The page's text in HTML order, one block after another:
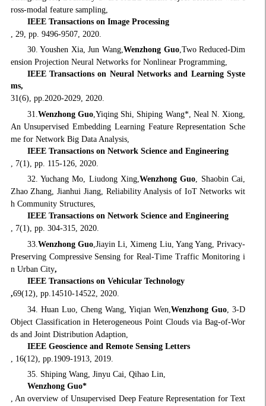
ross-modal feature sampling,
IEEE Transactions on Image Processing
, 29, pp. 9496-9507, 2020.
30. Youshen Xia, Jun Wang,Wenzhong Guo,Two Reduced-Dim
ension Projection Neural Networks for Nonlinear Programming,
IEEE Transactions on Neural Networks and Learning Syste
ms,
31(6), pp.2020-2029, 2020.
31. Wenzhong Guo,Yiqing Shi, Shiping Wang*, Neal N. Xiong,
An Unsupervised Embedding Learning Feature Representation Sche
me for Network Big Data Analysis,
IEEE Transactions on Network Science and Engineering
, 7(1), pp. 115-126, 2020.
32. Yuchang Mo, Liudong Xing,Wenzhong Guo, Shaobin Cai,
Zhao Zhang, Jianhui Jiang, Reliability Analysis of IoT Networks wit
h Community Structures,
IEEE Transactions on Network Science and Engineering
, 7(1), pp. 304-315, 2020.
33. Wenzhong Guo,Jiayin Li, Ximeng Liu, Yang Yang, Privacy-
Preserving Compressive Sensing for Real-Time Traffic Monitoring i
n Urban City,
IEEE Transactions on Vehicular Technology
,69(12), pp.14510-14522, 2020.
34. Huan Luo, Cheng Wang, Yiqian Wen,Wenzhong Guo , 3-D
Object Classification in Heterogeneous Point Clouds via Bag-of-Wor
ds and Joint Distribution Adaption,
IEEE Geoscience and Remote Sensing Letters
, 16(12), pp.1909-1913, 2019.
35. Shiping Wang, Jinyu Cai, Qihao Lin,
Wenzhong Guo*
, An overview of Unsupervised Deep Feature Representation for Text